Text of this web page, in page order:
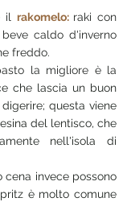
il rakomelo: raki con
caldo d'inverno
freddo.
che lascia un buon
questa viene
del lentisco, che
nell'isola di
cena invece possono
è molto comune